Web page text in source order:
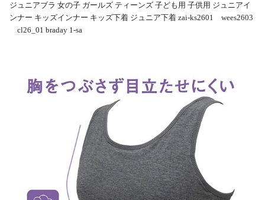
ジュニアブラ 女の子 ガールズ ティーンズ 子ども用 子供用 ジュニアイ
ンナー キッズインナー キッズ下着 ジュニア下着 zai-ks2601 wees2603
cl26_01 braday 1-sa